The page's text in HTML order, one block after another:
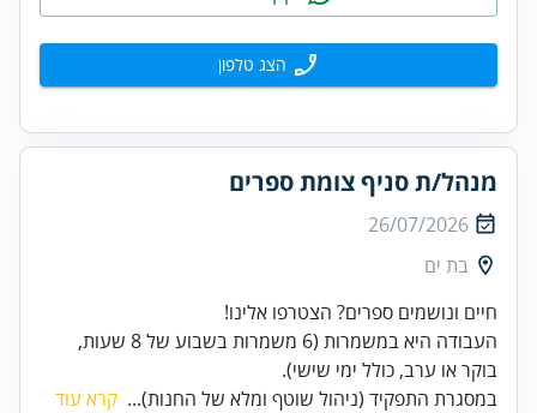
הצג טלפון
מנהל/ת סניף צומת ספרים
26/07/2026
בת ים
העבודה היא במשמרות (6 משמרות בשבוע של 8 שעות,
בוקר או ערב, כולל ימי שישי).
במסגרת התפקיד (ניהול שוטף ומלא של החנות)... קרא עוד